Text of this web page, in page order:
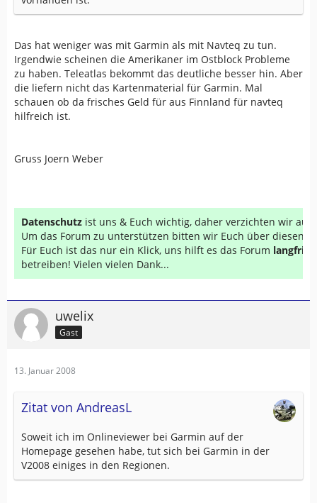
Das hat weniger was mit Garmin als mit Navteq zu tun.
Irgendwie scheinen die Amerikaner im Ostblock Probleme
zu haben. Teleatlas bekommt das deutliche besser hin. Aber
die liefern nicht das Kartenmaterial für Garmin. Mal
schauen ob da frisches Geld für aus Finnland für navteq
hilfreich ist.
Gruss Joern Weber
Datenschutz ist uns & Euch wichtig, daher verzichten wir auf
Um das Forum zu unterstützen bitten wir Euch über diesen
Für Euch ist das nur ein Klick, uns hilft es das Forum
betreiben! Vielen vielen Dank...
uwelix
Gast
13. Januar 2008
Zitat von AndreasL
Soweit ich im Onlineviewer bei Garmin auf der
Homepage gesehen habe, tut sich bei Garmin in der
V2008 einiges in den Regionen.